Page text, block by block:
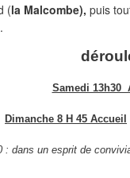
(la Malcombe), puis
Samedi 13h30
Dimanche 8 H 45 Accueil
: dans un esprit de